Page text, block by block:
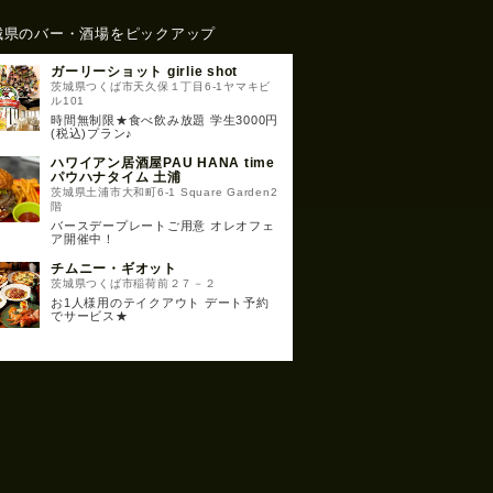
県のバー・酒場をピックアップ
ガーリーショット girlie shot
茨城県つくば市天久保１丁目6-1ヤマキビ
ル101
時間無制限★食べ飲み放題 学生3000円
(税込)プラン♪
ハワイアン居酒屋PAU HANA time
パウハナタイム 土浦
茨城県土浦市大和町6-1 Square Garden2
階
バースデープレートご用意 オレオフェ
ア開催中！
チムニー・ギオット
茨城県つくば市稲荷前２７－２
お1人様用のテイクアウト デート予約
でサービス★